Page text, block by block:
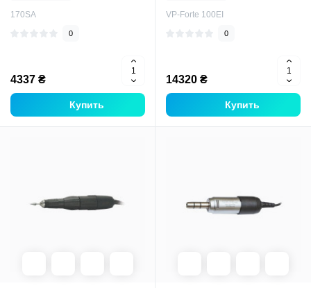
170SA
0
4337 ₴
Купить
VP-Forte 100EI
0
14320 ₴
Купить